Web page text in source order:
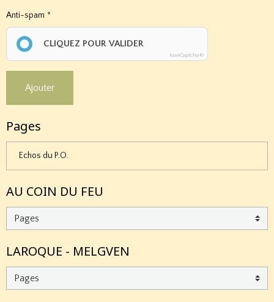
Anti-spam
CLIQUEZ POUR VALIDER
IconCaptcha ©
Ajouter
Pages
Echos du P.O.
AU COIN DU FEU
LAROQUE - MELGVEN